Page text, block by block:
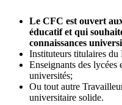
Le CFC est ouvert
éducatif et qui
connaissances
Instituteurs titulaires
Enseignants des lycées
universités;
Ou tout autre
universitaire solide.